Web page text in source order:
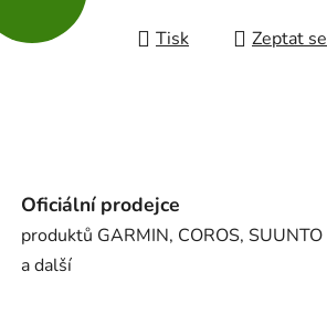
Tisk Zeptat se
Oficiální prodejce
produktů GARMIN, COROS, SUUNTO
a další